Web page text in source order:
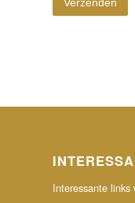
Interessante